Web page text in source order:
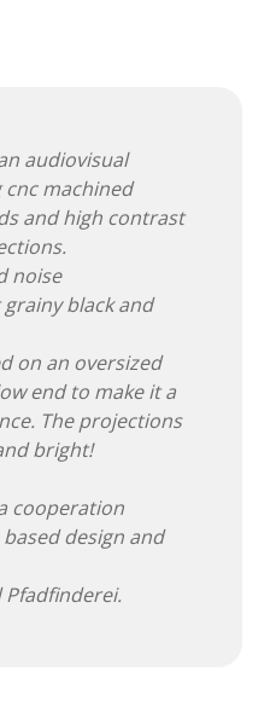
audiovisual
machined
and high contrast
noise
black and
on an oversized
end to make it a
The projections
bright!
cooperation
design and
Pfadfinderei.